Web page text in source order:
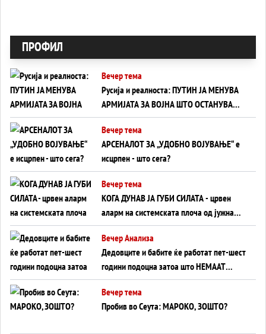
ПРОФИЛ
Вечер тема
Русија и реалноста: ПУТИН ЈА МЕНУВА
АРМИЈАТА ЗА ВОЈНА ШТО ОСТАНУВА
БЕЗ ФРОНТ
Вечер тема
АРСЕНАЛОТ ЗА „УДОБНО ВОЈУВАЊЕ“ е
исцрпен - што сега?
Вечер тема
КОГА ДУНАВ ЈА ГУБИ СИЛАТА - црвен
аларм на системската плоча од јужна
Германија до Црното Море...
Вечер Анализа
Дедовците и бабите ќе работат пет-шест
години подоцна затоа што НЕМААТ
ВНУЦИ ДА ГИ ЗАМЕНАТ
Вечер тема
Пробив во Сеута: МАРОКО, ЗОШТО?